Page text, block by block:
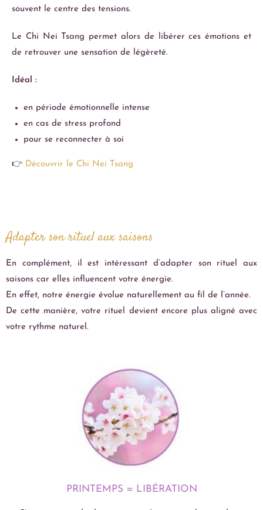
souvent le centre des tensions.
Le Chi Nei Tsang permet alors de libérer ces émotions et
de retrouver une sensation de légèreté.
Idéal :
en période émotionnelle intense
en cas de stress profond
pour se reconnecter à soi
👉 Découvrir le Chi Nei Tsang
Adapter son rituel aux saisons
En complément, il est intéressant d’adapter son rituel aux
saisons car elles influencent votre énergie.
En effet, notre énergie évolue naturellement au fil de l’année.
De cette manière, votre rituel devient encore plus aligné avec
votre rythme naturel.
PRINTEMPS = LIBÉRATION